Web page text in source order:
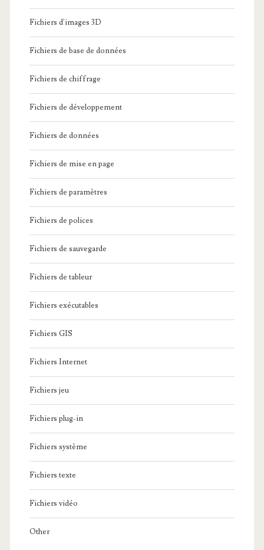
Fichiers d'images 3D
Fichiers de base de données
Fichiers de chiffrage
Fichiers de développement
Fichiers de données
Fichiers de mise en page
Fichiers de paramètres
Fichiers de polices
Fichiers de sauvegarde
Fichiers de tableur
Fichiers exécutables
Fichiers GIS
Fichiers Internet
Fichiers jeu
Fichiers plug-in
Fichiers système
Fichiers texte
Fichiers vidéo
Other